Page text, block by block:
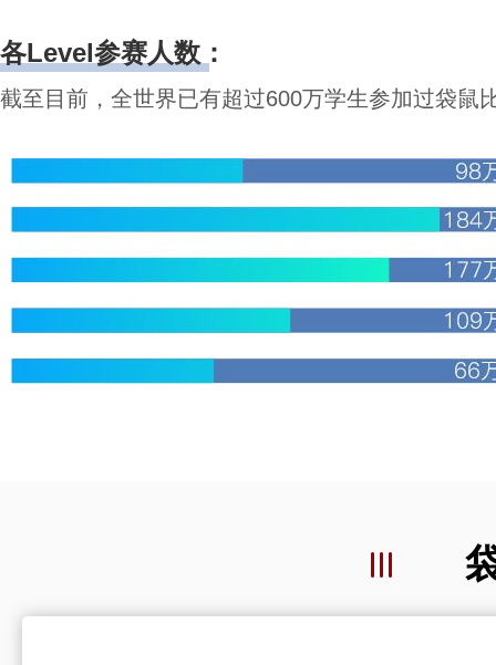
各Level参赛人数：
截至目前，全世界已有超过600万学生参加过袋鼠